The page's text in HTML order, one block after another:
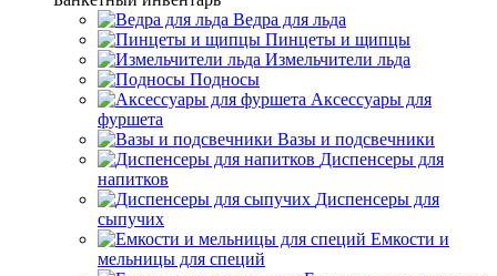
Ведра для льда
Пинцеты и щипцы
Измельчители льда
Подносы
Аксессуары для
фуршета
Вазы и подсвечники
Диспенсеры для
напитков
Диспенсеры для
сыпучих
Емкости и
мельницы для специй